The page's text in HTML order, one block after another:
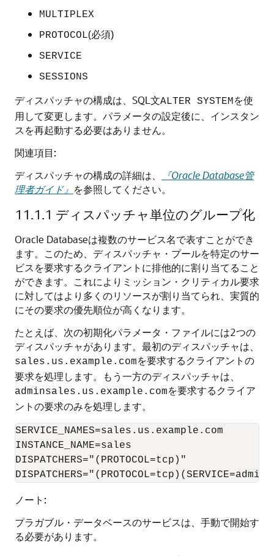
MULTIPLEX
PROTOCOL(必須)
SERVICE
SESSIONS
ディスパッチャの構成は、SQL文ALTER SYSTEMを使
用して変更します。パラメータの設定後に、インスタン
スを再起動する必要はありません。
関連項目:
ディスパッチャの構成の詳細は、
『Oracle Database管
理者ガイド』 を参照してください。
11.1.1 ディスパッチャ単位のグループ化
Oracle Databaseは複数のサービス名で表すことができ
ます。このため、ディスパッチャ・プールを特定のサー
ビスを要求するクライアントに排他的に割り当てること
ができます。これによりミッション・クリティカル要求
に対してはより多くのリソースが割り当てられ、実質的
にその要求の優先順位が高くなります。
たとえば、次の初期化パラメータ・ファイルには2つの
ディスパッチャがあります。最初のディスパッチャは、
sales.us.example.comを要求するクライアントの
要求を処理します。もう一方のディスパッチャは、
adminsales.us.example.comを要求するクライア
ントの要求のみを処理します。
SERVICE_NAMES=sales.us.example.com
INSTANCE_NAME=sales
DISPATCHERS="(PROTOCOL=tcp)"
ノート:
プラガブル・データベースのサービスは、手動で開始す
る必要があります。